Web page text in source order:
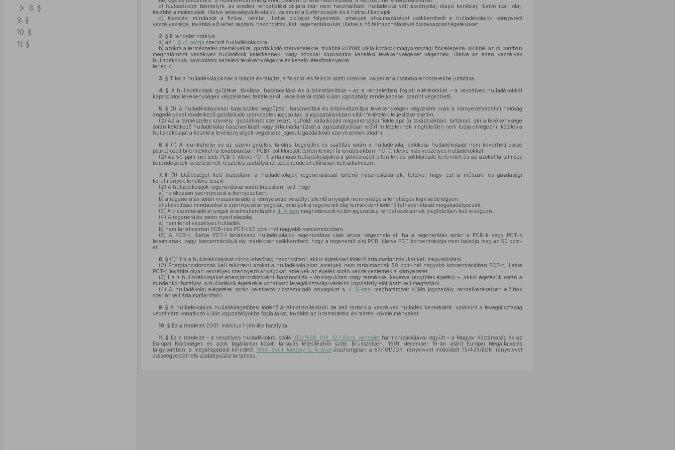
8. §
9. §
10. §
11. §
c) Hulladékolaj: bármelyik, az eredeti rendeltetési céljára már nem használható, hulladékká vált ásványolaj alapú kenőolaj, illetve ipari olaj,
továbbá a motorolajok, illetve sebességváltó-olajok, valamint a turbinaolajok és a hidraulikaolajok.
d)
Kezelés: mindazok a fizikai, kémiai, illetve biológiai folyamatok, amelyek alkalmazásával csökkenthető a hulladékolajok környezeti
veszélyessége, továbbá elő lehet segíteni hasznosításukat: regenerálásukat, illetve a hő felhasználásával összekapcsolt égetésüket.
2. § E rendelet hatálya
a) az 1. § c) pontja szerinti hulladékolajokra,
b) azokra a természetes személyekre, gazdálkodó szervezetekre, továbbá külföldi vállalkozások magyarországi fióktelepeire, akiknél aza) pontban
meghatározott veszélyes hulladékok keletkeznek, vagy azokkal kapcsolatos kezelési tevékenységeket végeznek, illetve az ezen veszélyes
hulladékokkal kapcsolatos kezelési tevékenységekre és kezelő létesítményekre
terjed ki.
3. § Tilos a hulladékolajoknak a talajra és talajba, a felszíni és felszín alatti vizekbe, valamint a csatornarendszerekbe juttatása.
4. § A hulladékolajok gyűjtése, tárolása, hasznosítása és ártalmatlanítása – az e rendeletben foglalt eltérésekkel – a veszélyes hulladékokkal
kapcsolatos tevékenységek végzésének feltételeiről, kezeléséről szóló külön jogszabály rendelkezései szerint végezhető.
5. § (1) A hulladékolajokkal kapcsolatos begyűjtési, hasznosítási és ártalmatlanítási tevékenységek végzésére csak a környezetvédelmi hatóság
engedélyével rendelkező gazdálkodó szervezetek jogosultak, a jogszabályokban előírt feltételek teljesítése esetén.
(2) Az a természetes személy, gazdálkodó szervezet, külföldi vállalkozás magyarországi fióktelepe (a továbbiakban: birtokos), aki a tevékenysége
során keletkező hulladékolaj hasznosítását vagy ártalmatlanítását a jogszabályokban előírt feltételeknek megfelelően nem tudja elvégezni, köteles a
hulladékolajat a kezelési tevékenységek végzésére jogosult gazdálkodó szervezetnek átadni.
6. § (1) A munkahelyi és az üzemi gyűjtés, tárolás, begyűjtés és szállítás során a hulladékolaj birtokosa hulladékolaját nem keverheti össze
poliklórozott bifenilekkel (a továbbiakban: PCB), poliklórozott terfenilekkel (a továbbiakban: PCT), illetve más veszélyes hulladékokkal.
(2) Az 50 ppm-nél több PCB-t, illetve PCT-t tartalmazó hulladékolajokra a poliklórozott bifenilek és poliklórozott terfenilek és az azokat tartalmazó
berendezések kezelésének részletes szabályairól szóló rendelet előírásait kell alkalmazni.
7. § (1) Elsőbbséget kell biztosítani a hulladékolajok regenerálással történő hasznosításának, feltéve, hogy ezt a műszaki és gazdasági
körülmények lehetővé teszik.
(2) A hulladékolajok regenerálása során biztosítani kell, hogy
a) ne okozzon szennyezést a környezetben,
b) a regenerálás során visszamaradó, a környezetre veszélyt jelentő anyagok mennyisége a lehetséges legkisebb legyen,
c) eltávolítsák mindazokat a szennyező anyagokat, amelyek a regenerált olaj termékként történő felhasználását megakadályozzák.
(3) A visszamaradó anyagok ártalmatlanítását a 4. §-ban meghatározott külön jogszabály rendelkezéseinek megfelelően kell elvégezni.
(4) A regenerálás során nyert alapolaj
a) nem lehet veszélyes hulladék,
b) nem tartalmazhat PCB-t és PCT-t 50 ppm-nél nagyobb koncentrációban.
(5) A PCB-t, illetve PCT-t tartalmazó hulladékolajok regenerálása csak akkor végezhető el, ha a regenerálás során a PCB-k vagy PCT-k
lebomlanak, vagy koncentrációjuk oly mértékben csökkenthető, hogy a regenerált olaj PCB, illetve PCT koncentrációja nem haladja meg az 50 ppm-
et.
8. § (1) 2 Ha a hulladékolajokat nincs lehetőség hasznosítani, akkor égetéssel történő ártalmatlanításukat kell megvalósítani.
(2) Energiahordozónak kell tekinteni azokat a hulladékolajokat, amelyek nem tartalmaznak 50 ppm-nél nagyobb koncentrációban PCB-t, illetve
PCT-t, továbbá olyan veszélyes szennyező anyagokat, amelyek az égetés során veszélyeztetnék a környezetet.
(3) Ha a hulladékolajakat energiahordozóként hasznosítják – önmagukban vagy termékkel keverve (együttes égetés) –, akkor égetésük során a
mindenkor hatályos, a hulladékok égetésére vonatkozó levegőtisztaság-védelmi jogszabály előírásait kell megtartani.
(4) A hulladékolaj elégetése során keletkező visszamaradó anyagokat a 4. §-ban meghatározott külön jogszabály rendelkezéseiben előírtak
szerint kell ártalmatlanítani.
9. § A hulladékolajok hulladékégetőben történő ártalmatlanításánál be kell tartani a veszélyes hulladék kezelésére, valamint a levegőtisztaság
védelmére vonatkozó külön jogszabályokba foglaltakat, továbbá az üzemeltetési és mérési követelményeket.
10. § Ez a rendelet 2001. március 1-jén lép hatályba.
11. § Ez a rendelet – a veszélyes hulladékokról szóló 102/1996. (VII. 12.) Korm. rendelet harmonizációjával együtt – a Magyar Köztársaság és az
Európai Közösségek és azok tagállamai között társulás létesítéséről szóló, Brüsszelben, 1991. december 16-án aláírt Európai Megállapodás
tárgykörében, a megállapodást kihirdető 1994. évi I. törvény 3. §-ával összhangban a 87/101/EGK irányelvvel módosított 75/439/EGK irányelvvel
összeegyeztethető szabályozást tartalmaz.